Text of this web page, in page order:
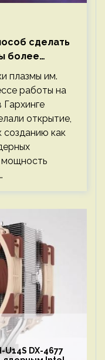
сделать
более
плазмы им.
работы на
Гархинге
открытие,
как
мощность
DX-4677